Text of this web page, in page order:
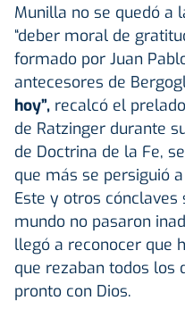
Munilla no se quedó a
“deber moral de
formado por Juan
antecesores de
hoy”, recalcó el
de Ratzinger durante
de Doctrina de la Fe,
que más se persiguió
Este y otros
mundo no pasaron
llegó a reconocer que
que rezaban todos los
pronto con Dios.